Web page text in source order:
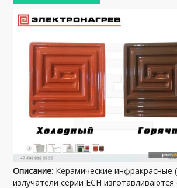
Описание: Керамические инфракрасные
излучатели серии ЕСН изготавливаются